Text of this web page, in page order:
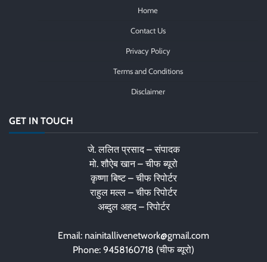
Home
Contact Us
Privacy Policy
Terms and Conditions
Disclaimer
GET IN TOUCH
जे. ललित प्रसाद – संपादक
मो. शौऐब खान – चीफ ब्यूरो
कृष्णा बिष्ट – चीफ रिपोर्टर
राहुल मल्ल – चीफ रिपोर्टर
अब्दुल अहद – रिपोर्टर
Email: nainitallivenetwork@gmail.com
Phone: 9458160718 (चीफ ब्यूरो)